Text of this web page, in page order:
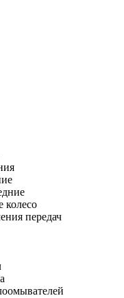
колесо
передач